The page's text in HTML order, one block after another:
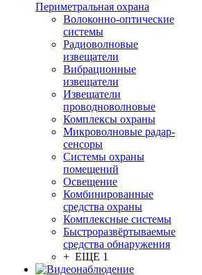
Периметральная охрана
Волоконно-оптические
системы
Радиоволновые
извещатели
Вибрационные
извещатели
Извещатели
проводноволновые
Комплексы охраны
Микроволновые радар-
сенсоры
Системы охраны
помещений
Освещение
Комбинированные
средства охраны
Комплексные системы
Быстроразвёртываемые
средства обнаружения
+ ЕЩЕ 1